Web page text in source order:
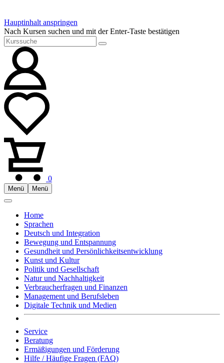
Hauptinhalt anspringen
Nach Kursen suchen und mit der Enter-Taste bestätigen
0
Menü Menü
Home
Sprachen
Deutsch und Integration
Bewegung und Entspannung
Gesundheit und Persönlichkeitsentwicklung
Kunst und Kultur
Politik und Gesellschaft
Natur und Nachhaltigkeit
Verbraucherfragen und Finanzen
Management und Berufsleben
Digitale Technik und Medien
Service
Beratung
Ermäßigungen und Förderung
Hilfe / Häufige Fragen (FAQ)